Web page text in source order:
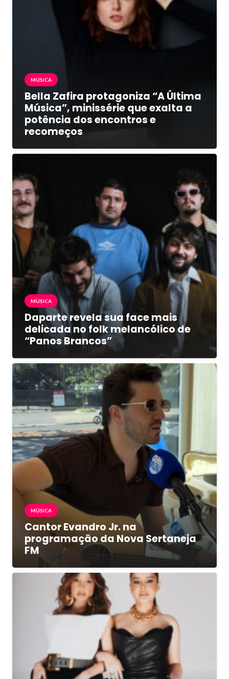
MÚSICA
Bella Zafira protagoniza “A Última
Música”, minissérie que exalta a
potência dos encontros e
recomeços
MÚSICA
Daparte revela sua face mais
delicada no folk melancólico de
“Panos Brancos”
MÚSICA
Cantor Evandro Jr. na
programação da Nova Sertaneja
FM